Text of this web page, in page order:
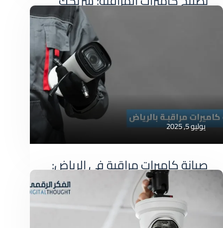
تصليح كاميرات المراقبة: شريكك الموثوق لأمان
يوليو 5, 2025
صيانة كاميرات مراقبة في الرياض:
دليلك الشامل لضمان الأمان
صيانة كاميرات مراقبة في الرياض: دليلك الشامل
لضمان الأمان في